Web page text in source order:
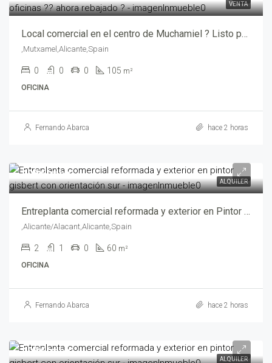
VENTA
Local comercial en el centro de Muchamiel ? Listo para oficinas ?? Ahora Rebajado ? – mv205066-2469
,Mutxamel,Alicante,Spain
0 0 0 105 m²
OFICINA
Fernando Abarca hace 2 horas
ALQUILER
495€/mes
Entreplanta comercial reformada y exterior en Pintor Gisbert con Orientación Sur – abf05461
,Alicante/Alacant,Alicante,Spain
2 1 0 60 m²
OFICINA
Fernando Abarca hace 2 horas
ALQUILER
495€/mes